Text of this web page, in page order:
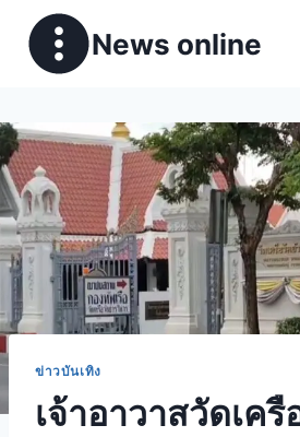
News online
ข่าวบันเทิง
เจ้าอาวาสวัดเค